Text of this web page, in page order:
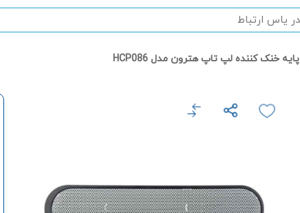
پایه خنک کننده لپ تاپ هترون مدل HCP086